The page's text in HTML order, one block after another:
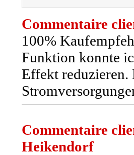
Commentaire
100%
Funktion konnte
Effekt reduzieren.
Commentaire
Heikendorf